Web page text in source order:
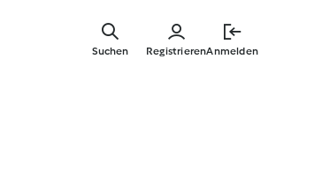
RegistrierenAnmelden
Suchen